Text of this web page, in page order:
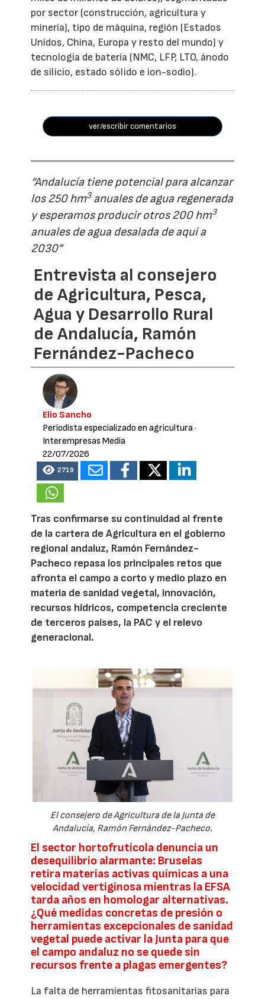
por sector (construcción, agricultura y
minería), tipo de máquina, región (Estados
Unidos, China, Europa y resto del mundo) y
tecnología de batería (NMC, LFP, LTO, ánodo
de silicio, estado sólido e ion-sodio).
ver/escribir comentarios
“Andalucía tiene potencial para alcanzar
los 250 hm3anuales de agua regenerada
y esperamos producir otros 200 hm3
anuales de agua desalada de aquí a
2030”
Entrevista al consejero
de Agricultura, Pesca,
Agua y Desarrollo Rural
de Andalucía, Ramón
Fernández-Pacheco
Elio Sancho
Periodista especializado en agricultura·
Interempresas Media
22/07/2026
2719
Tras confirmarse su continuidad al frente
de la cartera de Agricultura en el gobierno
regional andaluz, Ramón Fernández-
Pacheco repasa los principales retos que
afronta el campo a corto y medio plazo en
materia de sanidad vegetal, innovación,
recursos hídricos, competencia creciente
de terceros países, la PAC y el relevo
generacional.
El consejero de Agricultura de la Junta de
Andalucía, Ramón Fernández-Pacheco.
El sector hortofrutícola denuncia un
desequilibrio alarmante: Bruselas
retira materias activas químicas a una
velocidad vertiginosa mientras la EFSA
tarda años en homologar alternativas.
¿Qué medidas concretas de presión o
herramientas excepcionales de sanidad
vegetal puede activar la Junta para que
el campo andaluz no se quede sin
recursos frente a plagas emergentes?
La falta de herramientas fitosanitarias para